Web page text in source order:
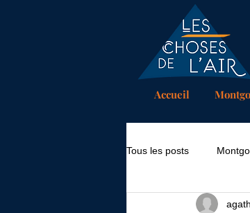
Accueil
Tous les posts